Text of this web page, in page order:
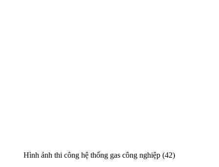
Hình ảnh thi công hệ thống gas công nghiệp (42)